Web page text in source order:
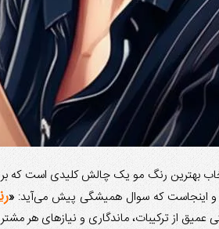
بهترین رنگ مو یک چالش کلیدی است که
و اینجاست که سوال همیشگی پیش می‌آید: «
از ترکیبات، ماندگاری و نیازهای هر